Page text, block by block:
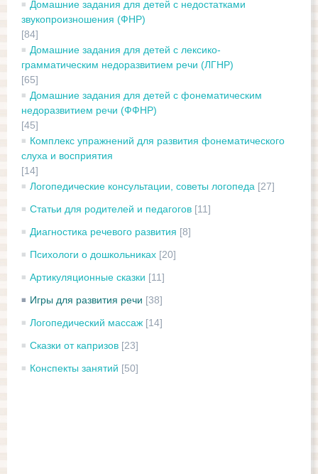
Домашние задания для детей с недостатками
звукопроизношения (ФНР)
[84]
Домашние задания для детей с лексико-
грамматическим недоразвитием речи (ЛГНР)
[65]
Домашние задания для детей с фонематическим
недоразвитием речи (ФФНР)
[45]
Комплекс упражнений для развития фонематического
слуха и восприятия
[14]
Логопедические консультации, советы логопеда [27]
Статьи для родителей и педагогов [11]
Диагностика речевого развития [8]
Психологи о дошкольниках [20]
Артикуляционные сказки [11]
Игры для развития речи [38]
Логопедический массаж [14]
Сказки от капризов [23]
Конспекты занятий [50]